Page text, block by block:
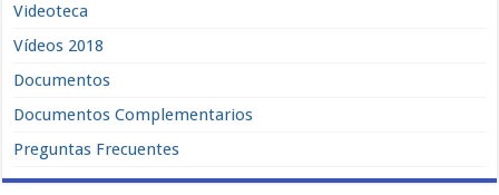
Videoteca
Vídeos 2018
Documentos
Documentos Complementarios
Preguntas Frecuentes